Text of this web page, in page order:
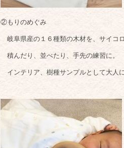
②もりのめぐみ
岐阜県産の１６種類の木材を、サイコ
積んだり、並べたり、手先の練習に。
インテリア、樹種サンプルとして大人に